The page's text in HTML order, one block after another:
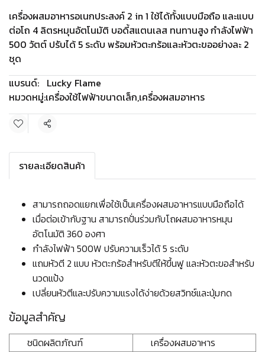
เครื่องผสมอาหารอเนกประสงค์ 2 in 1 ใช้ได้ทั้งแบบมือถือ และแบบ
ต่อโถ 4 ลิตรหมุนอัตโนมัติ บอดี้สแตนเลส ทนทานสูง กำลังไฟฟ้า
500 วัตต์ ปรับได้ 5 ระดับ พร้อมหัวตะกร้อและหัวตะขออย่างละ 2
ชุด
แบรนด์: Lucky Flame
หมวดหมู่:เครื่องใช้ไฟฟ้าขนาดเล็ก,เครื่องผสมอาหาร
แชร์
รายละเอียดสินค้า
สามารถถอดแยกเพื่อใช้เป็นเครื่องผสมอาหารแบบมือถือได้
เมื่อต่อเข้ากับฐาน สามารถปั่นร่วมกับโถผสมอาหารหมุน
อัตโนมัติ 360 องศา
กำลังไฟฟ้า 500W ปรับความเร็วได้ 5 ระดับ
แถมหัวตี 2 แบบ หัวตะกร้อสำหรับตีให้ขึ้นฟู และหัวตะขอสำหรับ
นวดแป้ง
เปลี่ยนหัวตีและปรับความแรงได้ง่ายด้วยสวิทช์และปุ่มกด
ข้อมูลสำคัญ
ชนิดผลิตภัณฑ์
เครื่องผสมอาหาร